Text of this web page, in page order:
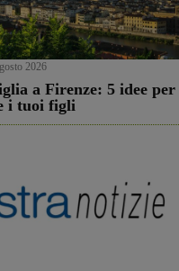
2026
a Firenze: 5 idee per
i tuoi figli